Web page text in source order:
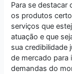
Para se destacar
os produtos
serviços que
atuação e que
sua credibilidade
de mercado para
demandas do